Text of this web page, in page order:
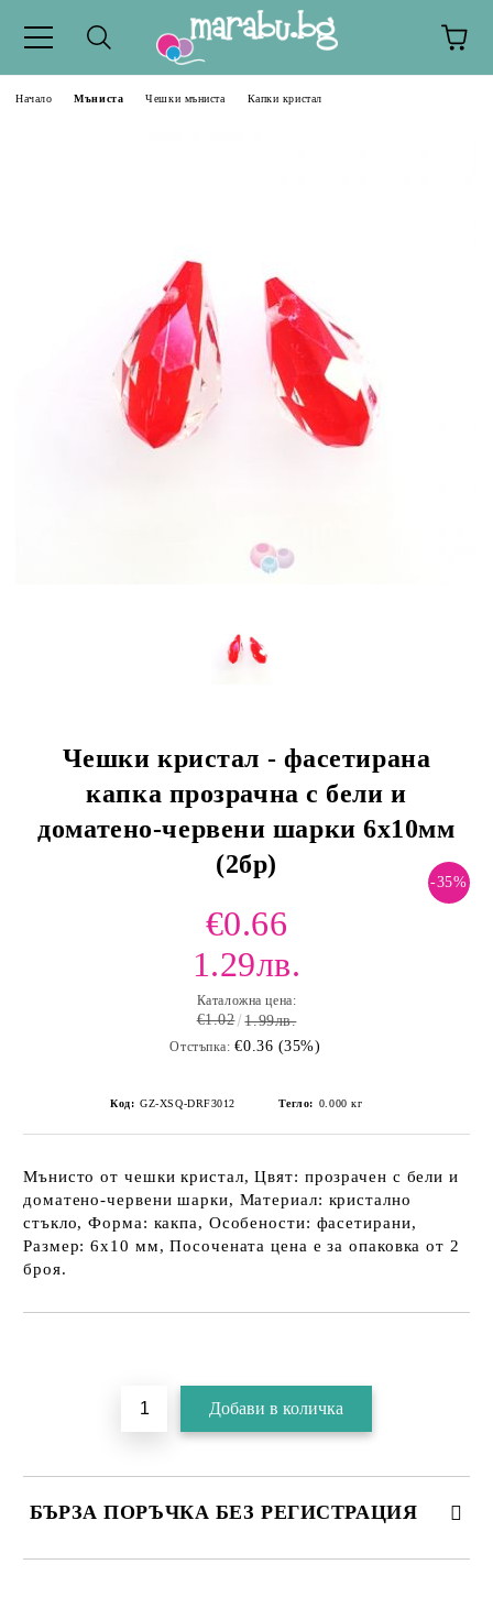
Начало Мъниста Чешки мъниста Капки кристал
Чешки кристал - фасетирана
капка прозрачна с бели и
доматено-червени шарки 6х10мм
(2бр)
-35%
€0.66
1.29лв.
Каталожна цена:
€1.02 1.99лв.
Отстъпка: €0.36 (35%)
Код: GZ-XSQ-DRF3012 Тегло: 0.000 кг
Мънисто от чешки кристал, Цвят: прозрачен с бели и
доматено-червени шарки, Материал: кристално
стъкло, Форма: какпа, Особености: фасетирани,
Размер: 6х10 мм, Посочената цена е за опаковка от 2
броя.
БЪРЗА ПОРЪЧКА БЕЗ РЕГИСТРАЦИЯ